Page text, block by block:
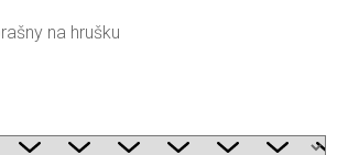
na hrušku